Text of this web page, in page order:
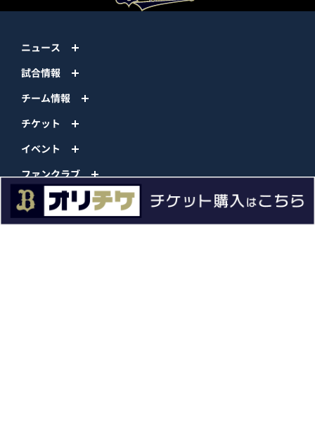
ニュース
試合情報
チーム情報
チケット
イベント
ファンクラブ
グッズ
ファーム